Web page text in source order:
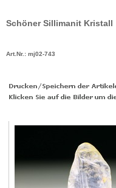
Schöner Sillimanit Kristall
Art.Nr.: mj02-743